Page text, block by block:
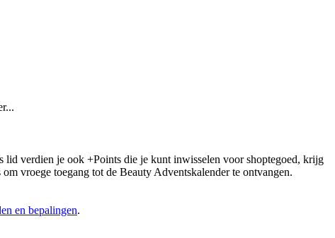
lid verdien je ook +Points die je kunt inwisselen voor shoptegoed, krijg
vroege toegang tot de Beauty Adventskalender te ontvangen.
en bepalingen.